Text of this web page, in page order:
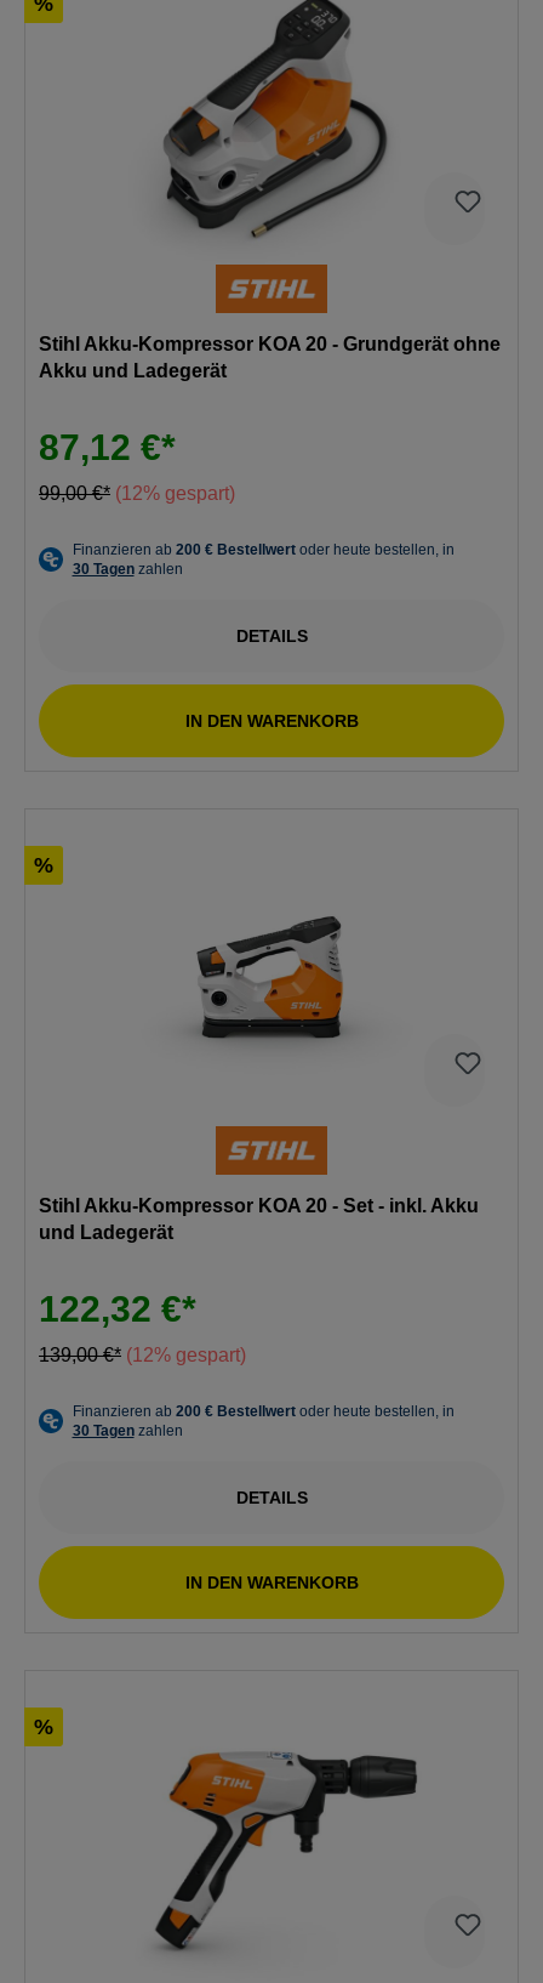
Stihl Akku-Kompressor KOA 20 - Grundgerät ohne
Akku und Ladegerät
87,12 €*
99,00 €* (12% gespart)
DETAILS
IN DEN WARENKORB
%
Stihl Akku-Kompressor KOA 20 - Set - inkl. Akku
und Ladegerät
122,32 €*
139,00 €* (12% gespart)
DETAILS
IN DEN WARENKORB
%